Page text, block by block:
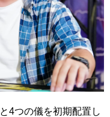
と4つの儀を初期配置し